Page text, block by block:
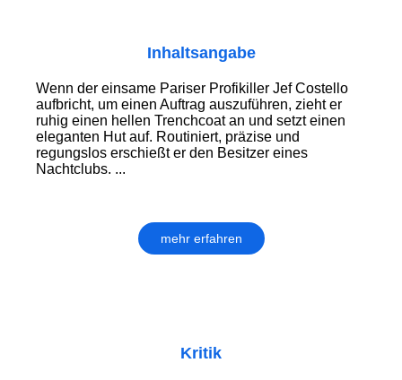
Inhaltsangabe
Wenn der einsame Pariser Profikiller Jef Costello
aufbricht, um einen Auftrag auszuführen, zieht er
ruhig einen hellen Trenchcoat an und setzt einen
eleganten Hut auf. Routiniert, präzise und
regungslos erschießt er den Besitzer eines
Nachtclubs. ...
mehr erfahren
Kritik